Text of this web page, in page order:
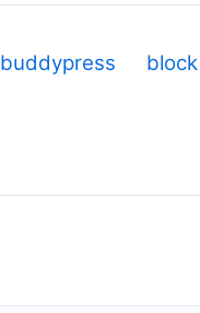
buddypress